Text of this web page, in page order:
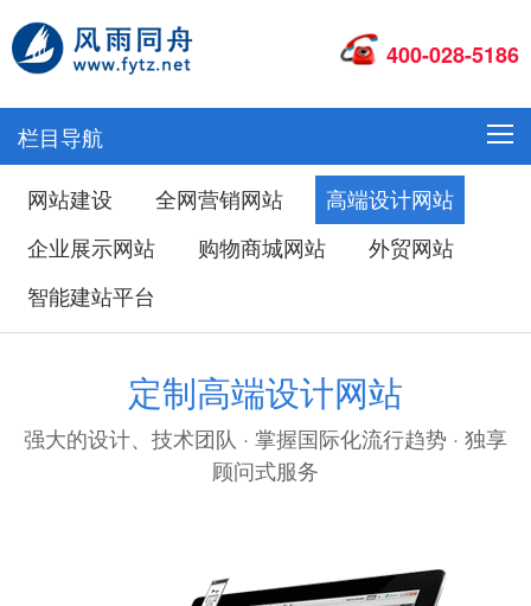
400-028-5186
栏目导航
网站建设
全网营销网站
高端设计网站
企业展示网站
购物商城网站
外贸网站
智能建站平台
定制高端设计网站
强大的设计、技术团队 · 掌握国际化流行趋势 · 独享
顾问式服务